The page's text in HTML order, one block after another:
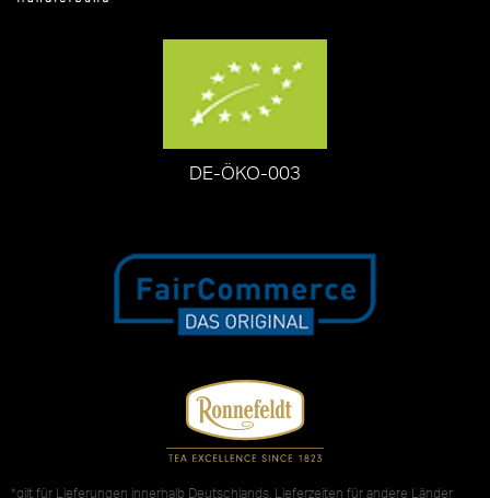
DE-ÖKO-003
*gilt für Lieferungen innerhalb Deutschlands, Lieferzeiten für andere Länder